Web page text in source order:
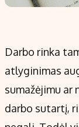
Darbo rinka
atlyginimas
sumažėjimu
darbo sutartį,